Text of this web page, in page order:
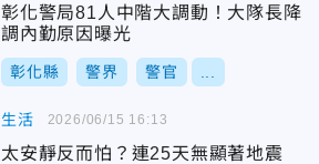
彰化警局81人中階大調動！大隊長降
調內勤原因曝光
彰化縣 警界 警官
生活
太安靜反而怕？連25天無顯著地震
2026/06/15 16:13